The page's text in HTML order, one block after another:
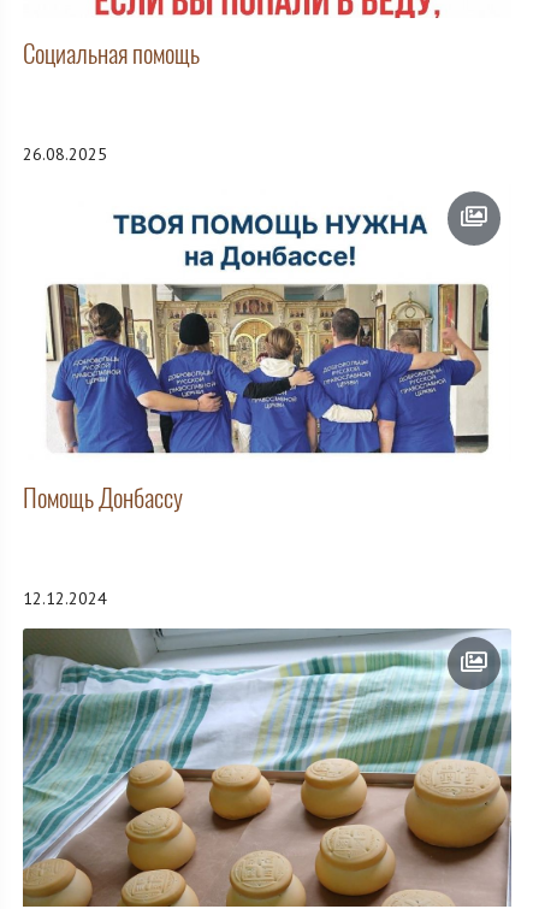
Социальная помощь
26.08.2025
Помощь Донбассу
12.12.2024